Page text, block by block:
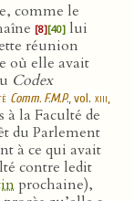
comme le
[8][40] lui
réunion
où elle avait
Codex
Comm. F.M.P., vol. xiii,
la Faculté de
du Parlement
à ce qui avait
contre ledit
prochaine),